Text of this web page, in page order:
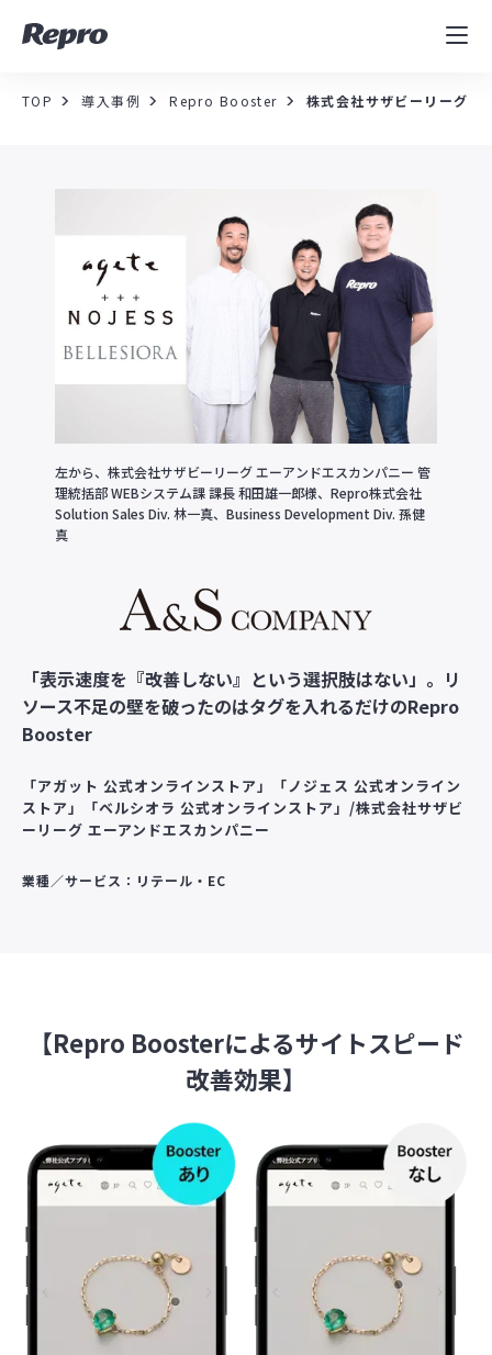
MAツール
セミナー／イベント
資料／コンテンツ
料金・お問合せ
TOP 導入事例 Repro Booster 株式会社サザビーリーグ
左から、株式会社サザビーリーグ エーアンドエスカンパニー 管
理統括部 WEBシステム課 課長 和田雄一郎様、Repro株式会社
Solution Sales Div. 林一真、Business Development Div. 孫健
真
「表示速度を『改善しない』という選択肢はない」。リ
ソース不足の壁を破ったのはタグを入れるだけのRepro
Booster
「アガット 公式オンラインストア」「ノジェス 公式オンライン
ストア」「ベルシオラ 公式オンラインストア」/株式会社サザビ
ーリーグ エーアンドエスカンパニー
業種／サービス：リテール・EC
【Repro Boosterによるサイトスピード
改善効果】